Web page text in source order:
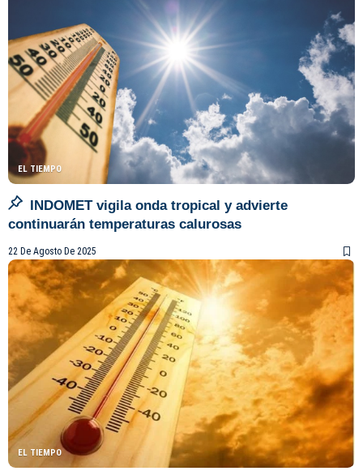
EL TIEMPO
INDOMET vigila onda tropical y advierte
continuarán temperaturas calurosas
22 De Agosto De 2025
EL TIEMPO